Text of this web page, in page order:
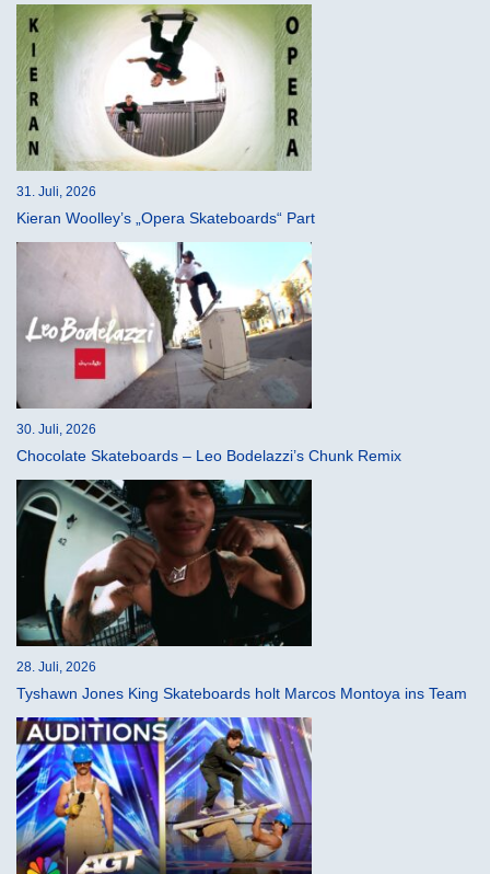
31. Juli, 2026
Kieran Woolley’s „Opera Skateboards“ Part
30. Juli, 2026
Chocolate Skateboards – Leo Bodelazzi’s Chunk Remix
28. Juli, 2026
Tyshawn Jones King Skateboards holt Marcos Montoya ins Team